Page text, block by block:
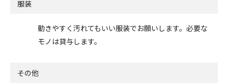
服装
動きやすく汚れてもいい服装でお願いします。必要な
モノは貸与します。
その他